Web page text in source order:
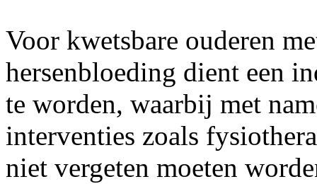
Voor kwetsbare ouderen
hersenbloeding dient een
te worden, waarbij met
interventies zoals
niet vergeten moeten